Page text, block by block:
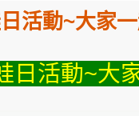
活動~大家
日活動~大